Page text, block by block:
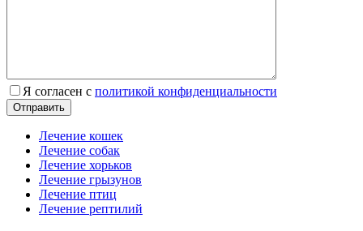
Я согласен с политикой конфиденциальности
Лечение кошек
Лечение собак
Лечение хорьков
Лечение грызунов
Лечение птиц
Лечение рептилий